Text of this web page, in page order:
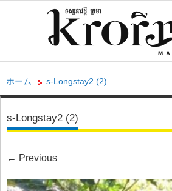
ホーム s-Longstay2 (2)
s-Longstay2 (2)
← Previous